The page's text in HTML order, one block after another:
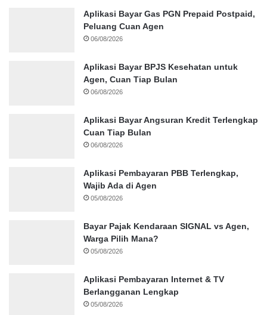
Aplikasi Bayar Gas PGN Prepaid Postpaid,
Peluang Cuan Agen
06/08/2026
Aplikasi Bayar BPJS Kesehatan untuk
Agen, Cuan Tiap Bulan
06/08/2026
Aplikasi Bayar Angsuran Kredit Terlengkap
Cuan Tiap Bulan
06/08/2026
Aplikasi Pembayaran PBB Terlengkap,
Wajib Ada di Agen
05/08/2026
Bayar Pajak Kendaraan SIGNAL vs Agen,
Warga Pilih Mana?
05/08/2026
Aplikasi Pembayaran Internet & TV
Berlangganan Lengkap
05/08/2026